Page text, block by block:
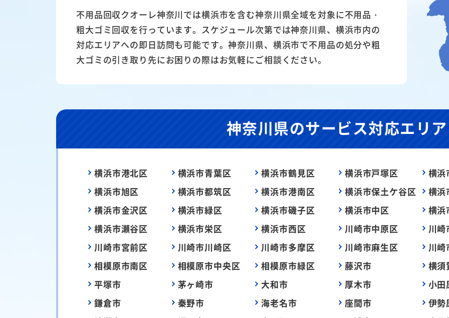
不用品回収クオーレ神奈川では横浜市を含む神奈川県全域を対象に不用品・
粗大ゴミ回収を行っています。スケジュール次第では神奈川県、横浜市内の
対応エリアへの即日訪問も可能です。神奈川県、横浜市で不用品の処分や粗
大ゴミの引き取り先にお困りの際はお気軽にご相談ください。
神奈川県のサービス対応エリア
横浜市港北区 横浜市青葉区 横浜市鶴見区 横浜市戸塚区
横浜
横浜市旭区
横浜市都筑区 横浜市港南区 横浜市保土ケ谷区
横浜
横浜市金沢区
横浜市緑区 横浜市磯子区 横浜市中区
横浜
横浜市瀬谷区
横浜市栄区 横浜市西区 川崎市中原区
川
川崎市宮前区
川崎市川崎区 川崎市多摩区 川崎市麻生区
川
相模原市南区
相模原市中央区 相模原市緑区 藤沢市
横須
平塚市
茅ヶ崎市 大和市 厚木市
小田
鎌倉市
秦野市 海老名市 座間市
伊勢